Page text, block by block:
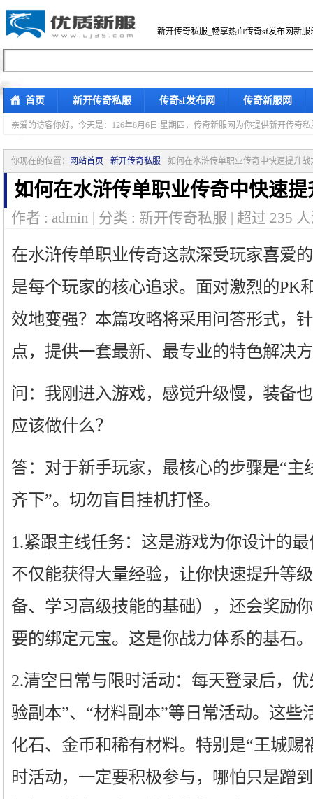
新开传奇私服_畅享热血传奇sf发布网新服
首页 新开传奇私服 传奇sf发布网 传奇新服网
亲爱的访客你好， 今天是：126年8月6日 星期四，传奇新服网为你提供新开传奇
你现在的位置： 网站首页 - 新开传奇私服 - 如何在水浒传单职业传奇中快速提升战
如何在水浒传单职业传奇中快速
作者 : admin | 分类 : 新开传奇私服 | 超过 235
在水浒传单职业传奇这款深受玩家喜爱
是每个玩家的核心追求。面对激烈的PK
效地变强？本篇攻略将采用问答形式，
点，提供一套最新、最专业的特色解决
问：我刚进入游戏，感觉升级慢，装备
应该做什么？
答：对于新手玩家，最核心的步骤是“主
齐下”。切勿盲目挂机打怪。
1.紧跟主线任务：这是游戏为你设计的
不仅能获得大量经验，让你快速提升等
备、学习高级技能的基础），还会奖励
要的绑定元宝。这是你战力体系的基石。
2.清空日常与限时活动：每天登录后，
验副本”、“材料副本”等日常活动。这些
化石、金币和稀有材料。特别是“王城赐
时活动，一定要积极参与，哪怕只是蹭